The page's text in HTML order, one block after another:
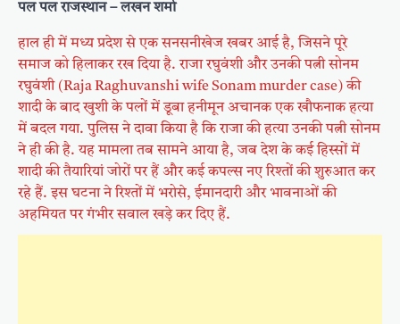
पल पल राजस्थान – लखन शर्मा
हाल ही में मध्य प्रदेश से एक सनसनीखेज खबर आई है, जिसने पूरे
समाज को हिलाकर रख दिया है. राजा रघुवंशी और उनकी पत्नी सोनम
रघुवंशी (Raja Raghuvanshi wife Sonam murder case) की
शादी के बाद खुशी के पलों में डूबा हनीमून अचानक एक खौफनाक हत्या
में बदल गया. पुलिस ने दावा किया है कि राजा की हत्या उनकी पत्नी सोनम
ने ही की है. यह मामला तब सामने आया है, जब देश के कई हिस्सों में
शादी की तैयारियां जोरों पर हैं और कई कपल्स नए रिश्तों की शुरुआत कर
रहे हैं. इस घटना ने रिश्तों में भरोसे, ईमानदारी और भावनाओं की
अहमियत पर गंभीर सवाल खड़े कर दिए हैं.